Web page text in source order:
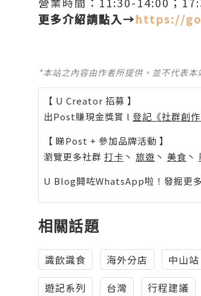
更多介紹請點入→https://
*本站之內容由作者所提供，並不代表
【 U Creator 招募 】
出Post賺現金獎賞 l 登記《社群創作
【 睇Post + 參加品牌活動 】
瀏覽更多社群 打卡 丶 旅遊 丶 美食 丶
U Blog開咗WhatsApp啦！發掘更
相關話題
識飲識食 海外分店 中山站
遊記系列
台灣 行程建議